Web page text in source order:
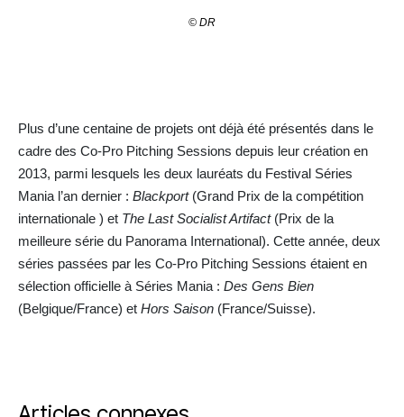
© DR
Plus d’une centaine de projets ont déjà été présentés dans le
cadre des Co-Pro Pitching Sessions depuis leur création en
2013, parmi lesquels les deux lauréats du Festival Séries
Mania l’an dernier : Blackport(Grand Prix de la compétition
internationale ) et The Last Socialist Artifact(Prix de la
meilleure série du Panorama International). Cette année, deux
séries passées par les Co-Pro Pitching Sessions étaient en
sélection officielle à Séries Mania : Des Gens Bien
(Belgique/France) et Hors Saison (France/Suisse).